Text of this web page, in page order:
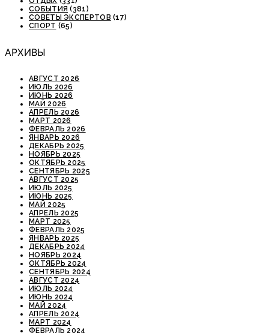
СОБЫТИЯ (381)
СОВЕТЫ ЭКСПЕРТОВ (17)
СПОРТ (65)
АРХИВЫ
АВГУСТ 2026
ИЮЛЬ 2026
ИЮНЬ 2026
МАЙ 2026
АПРЕЛЬ 2026
МАРТ 2026
ФЕВРАЛЬ 2026
ЯНВАРЬ 2026
ДЕКАБРЬ 2025
НОЯБРЬ 2025
ОКТЯБРЬ 2025
СЕНТЯБРЬ 2025
АВГУСТ 2025
ИЮЛЬ 2025
ИЮНЬ 2025
МАЙ 2025
АПРЕЛЬ 2025
МАРТ 2025
ФЕВРАЛЬ 2025
ЯНВАРЬ 2025
ДЕКАБРЬ 2024
НОЯБРЬ 2024
ОКТЯБРЬ 2024
СЕНТЯБРЬ 2024
АВГУСТ 2024
ИЮЛЬ 2024
ИЮНЬ 2024
МАЙ 2024
АПРЕЛЬ 2024
МАРТ 2024
ФЕВРАЛЬ 2024